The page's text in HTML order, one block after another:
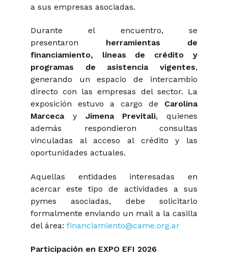
a sus empresas asociadas.
Durante el encuentro, se
presentaron herramientas de
financiamiento, líneas de crédito y
programas de asistencia vigentes,
generando un espacio de intercambio
directo con las empresas del sector. La
exposición estuvo a cargo de Carolina
Marcecay Jimena Previtali, quienes
además respondieron consultas
vinculadas al acceso al crédito y las
oportunidades actuales.
Aquellas entidades interesadas en
acercar este tipo de actividades a sus
pymes asociadas, debe solicitarlo
formalmente enviando un mail a la casilla
del área: financiamiento@came.org.ar
Participación en EXPO EFI 2026